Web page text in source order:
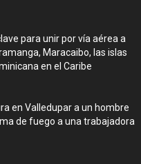
para unir por vía aérea a
Maracaibo, las islas
en el Caribe
en Valledupar a un hombre
de fuego a una trabajadora